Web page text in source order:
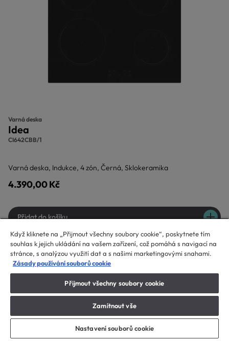
Varná deska
Idea
CI642CBB/1
Varná deska, Indukce, 4 zón, Černá, Sklokeramika
4.390,00 Kč
Přidat do košíku
Sleva 15 % s kódem CANDY15
Když kliknete na „Přijmout všechny soubory cookie“, poskytnete tím
souhlas k jejich ukládání na vašem zařízení, což pomáhá s navigací na
stránce, s analýzou využití dat a s našimi marketingovými snahami.
Zásady používání souborů cookie
Přijmout všechny soubory cookie
Zamítnout vše
Nastavení souborů cookie